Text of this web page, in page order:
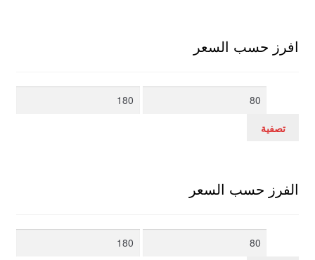
افرز حسب السعر
أدنى
أعلى
تصفية
الفرز حسب السعر
أدنى
أعلى